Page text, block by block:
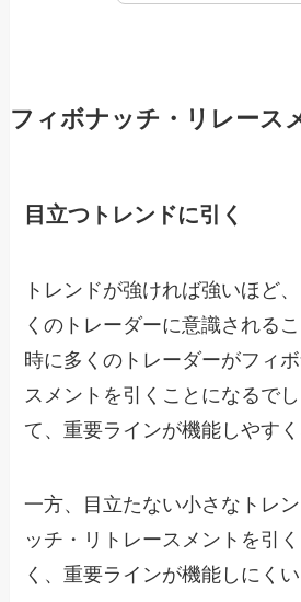
フィボナッチ・リレース
目立つトレンドに引く
トレンドが強ければ強いほど
くのトレーダーに意識される
時に多くのトレーダーがフィ
スメントを引くことになるで
て、重要ラインが機能しやすく
一方、目立たない小さなトレ
ッチ・リトレースメントを引
く、重要ラインが機能しにくい